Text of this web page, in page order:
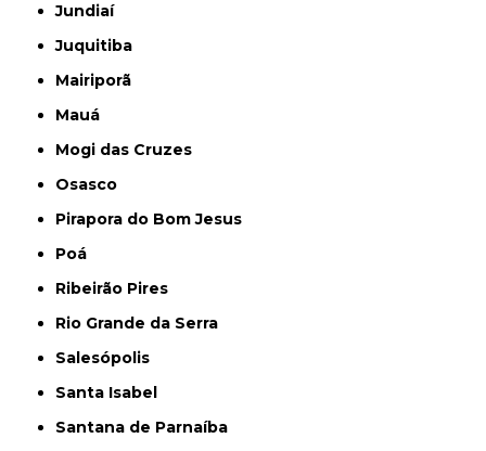
Jundiaí
Juquitiba
Mairiporã
Mauá
Mogi das Cruzes
Osasco
Pirapora do Bom Jesus
Poá
Ribeirão Pires
Rio Grande da Serra
Salesópolis
Santa Isabel
Santana de Parnaíba